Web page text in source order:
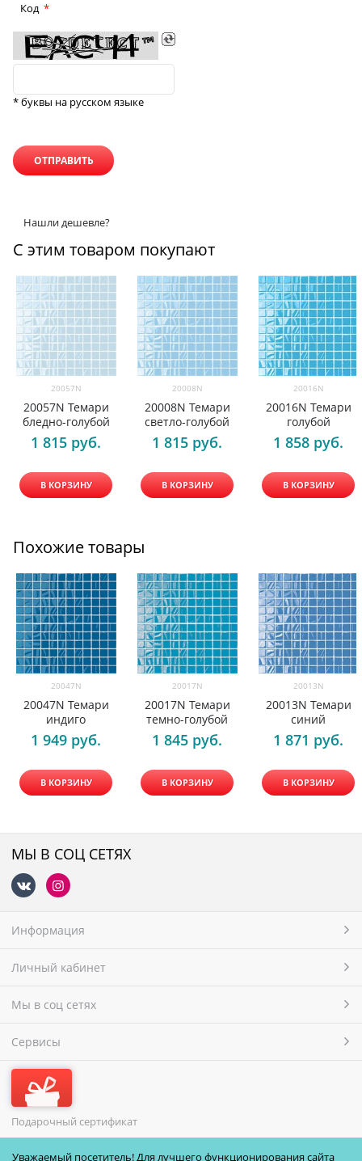
Код
* буквы на русском языке
Нашли дешевле?
С этим товаром покупают
20057N
20057N Темари
бледно-голубой
1 815 руб.
В КОРЗИНУ
20008N
20008N Темари
светло-голубой
1 815 руб.
В КОРЗИНУ
20016N
20016N Темари
голубой
1 858 руб.
В КОРЗИНУ
Похожие товары
20047N
20047N Темари
индиго
1 949 руб.
В КОРЗИНУ
20017N
20017N Темари
темно-голубой
1 845 руб.
В КОРЗИНУ
20013N
20013N Темари
синий
1 871 руб.
В КОРЗИНУ
МЫ В СОЦ СЕТЯХ
Информация
Личный кабинет
Мы в соц сетях
Сервисы
Подарочный сертификат
МЫ ПРИНИМАЕМ
Уважаемый посетитель! Для лучшего функционирования сайта